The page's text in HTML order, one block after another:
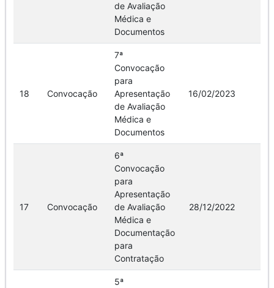
de Avaliação
Médica e
Documentos
18 Convocação
7ª
Convocação
para
Apresentação
de Avaliação
Médica e
Documentos
16/02/2023
17 Convocação
6ª
Convocação
para
Apresentação
de Avaliação
Médica e
Documentação
para
Contratação
28/12/2022
5ª